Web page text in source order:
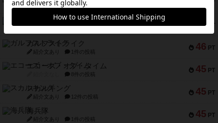
PT
紹介文あり 1件の投稿
51 PT
キャプテン・フリップ：イスラ・ボンバ
46 PT
ガルフストライク
紹介文あり 1件の投稿
45 PT
エコーズ・オブ・タイム
8件の投稿
45 PT
スカルキング
紹介文あり 12件の投稿
45 PT
海兵隊
紹介文あり 1件の投稿